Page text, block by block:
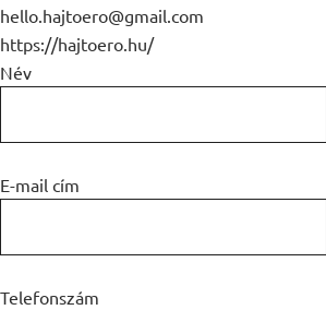
hello.hajtoero@gmail.com
https://hajtoero.hu/
Név
E-mail cím
Telefonszám